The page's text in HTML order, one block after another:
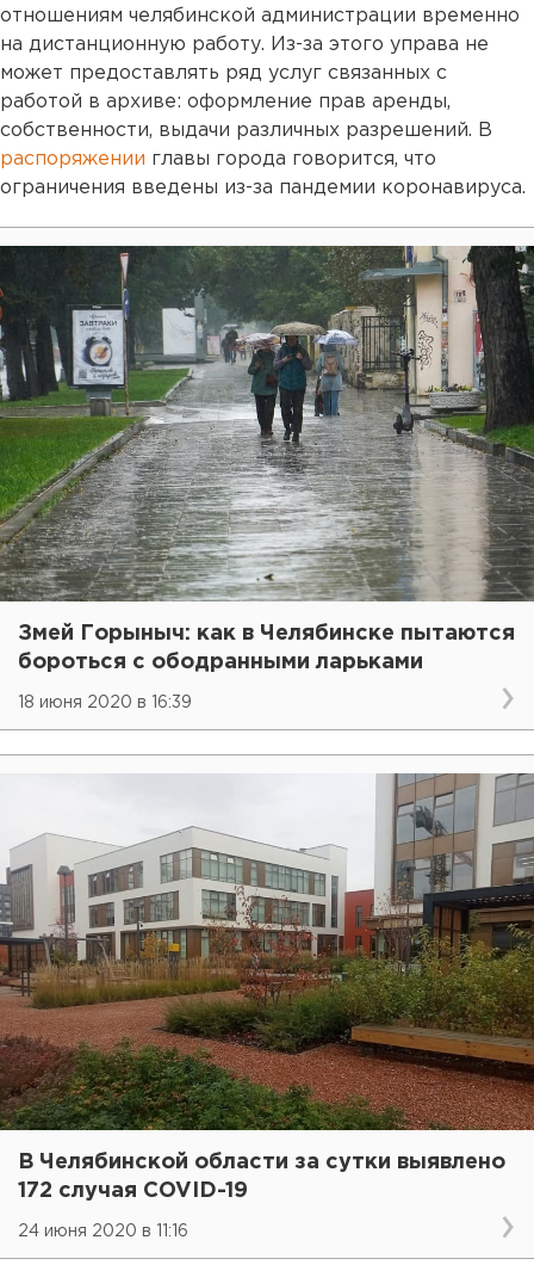
отношениям челябинской администрации временно
на дистанционную работу. Из-за этого управа не
может предоставлять ряд услуг связанных с
работой в архиве: оформление прав аренды,
собственности, выдачи различных разрешений. В
распоряжении главы города говорится, что
ограничения введены из-за пандемии коронавируса.
Змей Горыныч: как в Челябинске пытаются
бороться с ободранными ларьками
18 июня 2020 в 16:39
В Челябинской области за сутки выявлено
172 случая COVID-19
24 июня 2020 в 11:16